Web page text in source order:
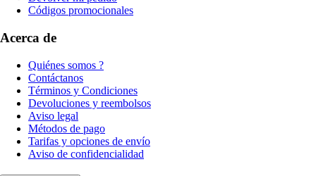
Códigos promocionales
Acerca de
Quiénes somos ?
Contáctanos
Términos y Condiciones
Devoluciones y reembolsos
Aviso legal
Métodos de pago
Tarifas y opciones de envío
Aviso de confidencialidad